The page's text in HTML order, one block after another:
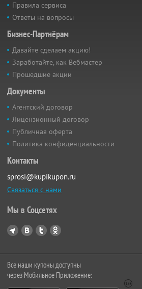
Правила сервиса
Ответы на вопросы
Бизнес-Партнёрам
Давайте сделаем акцию!
Заработайте, как Вебмастер
Прошедшие акции
Документы
Агентский договор
Лицензионный договор
Публичная оферта
Политика конфиденциальности
Контакты
sprosi@kupikupon.ru
Связаться с нами
Мы в Соцсетях
Все наши купоны доступны
через Мобильное Приложение: